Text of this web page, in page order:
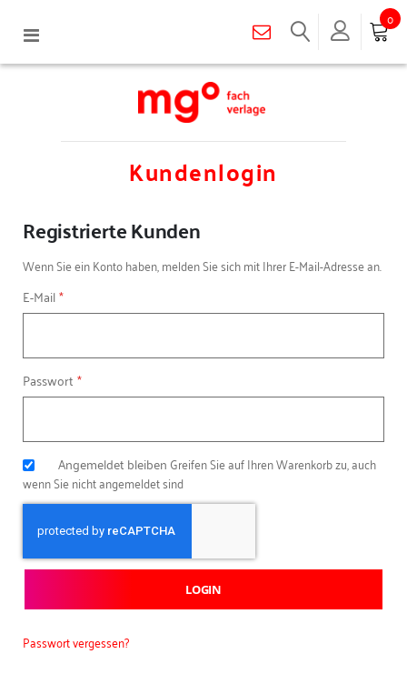
Navigation
0
Kundenlogin
Registrierte Kunden
Wenn Sie ein Konto haben, melden Sie sich mit Ihrer E-Mail-Adresse an.
E-Mail
Passwort
Angemeldet bleiben Greifen Sie auf Ihren Warenkorb zu, auch
wenn Sie nicht angemeldet sind
LOGIN
Passwort vergessen?